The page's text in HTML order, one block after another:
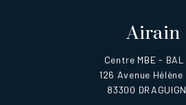
Airain
Centre MBE -
126 Avenue Hélène
83300